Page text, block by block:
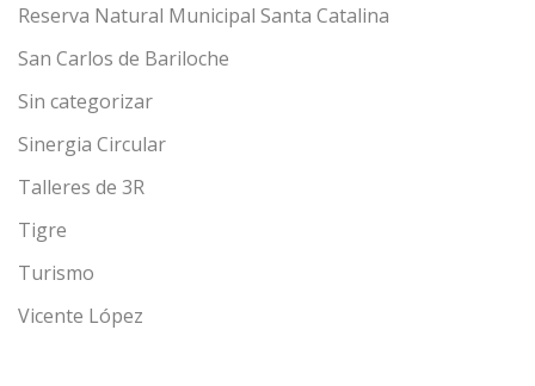
Reserva Natural Municipal Santa Catalina
San Carlos de Bariloche
Sin categorizar
Sinergia Circular
Talleres de 3R
Tigre
Turismo
Vicente López